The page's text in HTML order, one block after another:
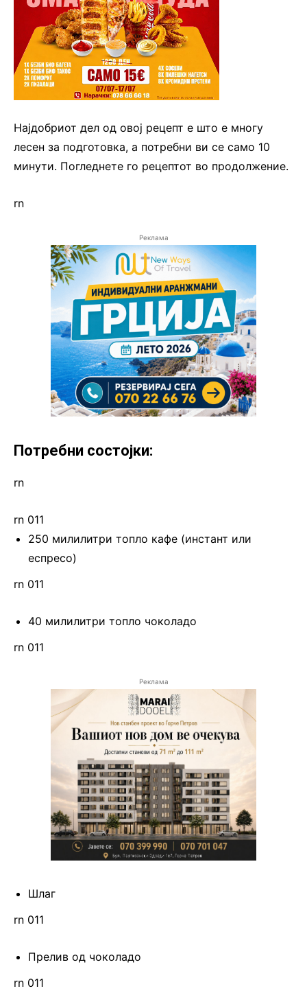
Најдобриот дел од овој рецепт е што е многу
лесен за подготовка, а потребни ви се само 10
минути. Погледнете го рецептот во продолжение.
rn
Реклама
Потребни состојки:
rn
rn 011
250 милилитри топло кафе (инстант или
еспресо)
rn 011
40 милилитри топло чоколадо
rn 011
Реклама
Шлаг
rn 011
Прелив од чоколадо
rn 011